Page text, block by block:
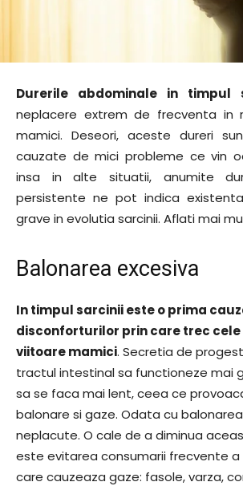
Durerile abdominale in timpul
neplacere extrem de frecventa in
mamici. Deseori, aceste dureri
cauzate de mici probleme ce vin
insa in alte situatii, anumite
persistente ne pot indica
grave in evolutia sarcinii. Aflati mai
Balonarea excesiva
In timpul sarcinii este o prima
disconforturilor prin care trec
viitoare mamici. Secretia de
tractul intestinal sa functioneze mai
sa se faca mai lent, ceea ce
balonare si gaze. Odata cu
neplacute. O cale de a diminua
este evitarea consumarii frecvente
care cauzeaza gaze: fasole, varza,